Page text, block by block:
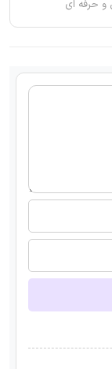
و حرفه ای